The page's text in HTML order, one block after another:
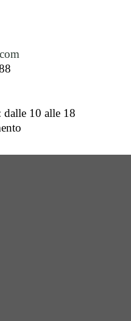
10 alle 18